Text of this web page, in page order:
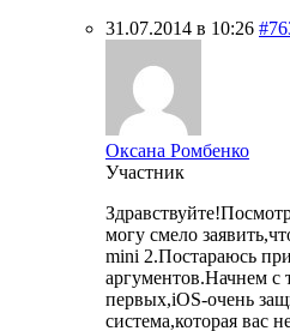
31.07.2014 в 10:26
Оксана Ромбенко
Участник
могу смело
mini 2.Постараюсь
аргументов.Начнем с
первых,iOS-очень
система,которая вас